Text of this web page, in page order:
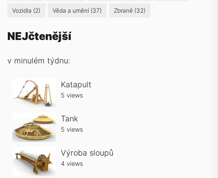
Vozidla (2) Věda a umění (37) Zbraně (32)
NEJčtenější
v minulém týdnu:
Katapult
5 views
Tank
5 views
Výroba sloupů
4 views